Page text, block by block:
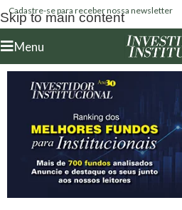
Skip to main content
Cadastre-se para receber nossa newsletter
Menu